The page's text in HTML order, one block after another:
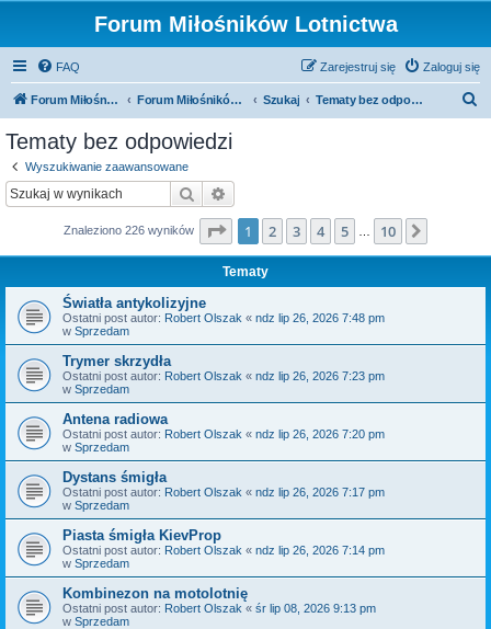
Forum Miłośników Lotnictwa
FAQ Zaloguj się
Zarejestruj się
Forum Miłośników Lotnictwa Forum Miłośników Lotnictwa Szukaj Tematy bez odpowiedzi
Tematy bez odpowiedzi
Wyszukiwanie zaawansowane
Szukaj
Znaleziono 226 wyników Strona z10
1 2 3 4 5 10
Tematy
Światła antykolizyjne
Ostatni post autor: Robert Olszak « ndz lip 26, 2026 7:48 pm
w Sprzedam
Trymer skrzydła
Ostatni post autor: Robert Olszak « ndz lip 26, 2026 7:23 pm
w Sprzedam
Antena radiowa
Ostatni post autor: Robert Olszak « ndz lip 26, 2026 7:20 pm
w Sprzedam
Dystans śmigła
Ostatni post autor: Robert Olszak « ndz lip 26, 2026 7:17 pm
w Sprzedam
Piasta śmigła KievProp
Ostatni post autor: Robert Olszak « ndz lip 26, 2026 7:14 pm
w Sprzedam
Kombinezon na motolotnię
Ostatni post autor: Robert Olszak « śr lip 08, 2026 9:13 pm
w Sprzedam